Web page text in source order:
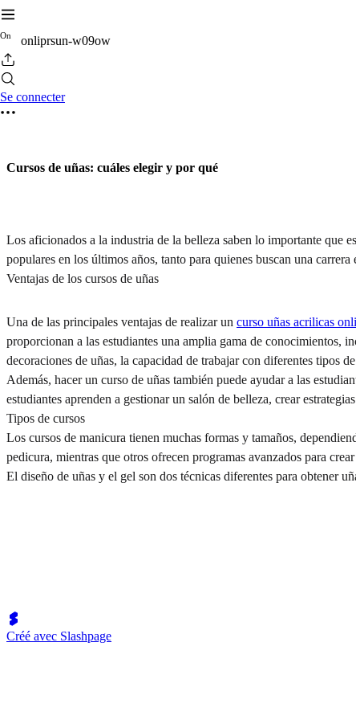
On onliprsun-w09ow
Se connecter
Cursos de uñas: cuáles elegir y por qué
Los aficionados a la industria de la belleza saben lo importante que
populares en los últimos años, tanto para quienes buscan una
Ventajas de los cursos de uñas
Una de las principales ventajas de realizar un curso uñas acrilicas
proporcionan a las estudiantes una amplia gama de conocimientos,
decoraciones de uñas, la capacidad de trabajar con diferentes tipos
Además, hacer un curso de uñas también puede ayudar a las
estudiantes aprenden a gestionar un salón de belleza, crear
Tipos de cursos
Los cursos de manicura tienen muchas formas y tamaños,
pedicura, mientras que otros ofrecen programas avanzados para
El diseño de uñas y el gel son dos técnicas diferentes para obtener
Créé avec Slashpage